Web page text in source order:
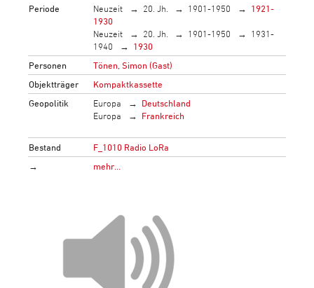
Periode
Neuzeit 20. Jh. 1901-1950
1921-
1930
Neuzeit
20. Jh. 1901-1950
1931-
1940
1930
Personen
Tönen, Simon (Gast)
Objektträger
Kompaktkassette
Geopolitik
Europa
Deutschland
Europa
Frankreich
Bestand
F_1010 Radio LoRa
→
mehr…